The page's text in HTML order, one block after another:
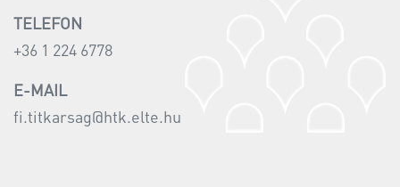
TELEFON
+36 1 224 6778
E-MAIL
fi.titkarsag@htk.elte.hu